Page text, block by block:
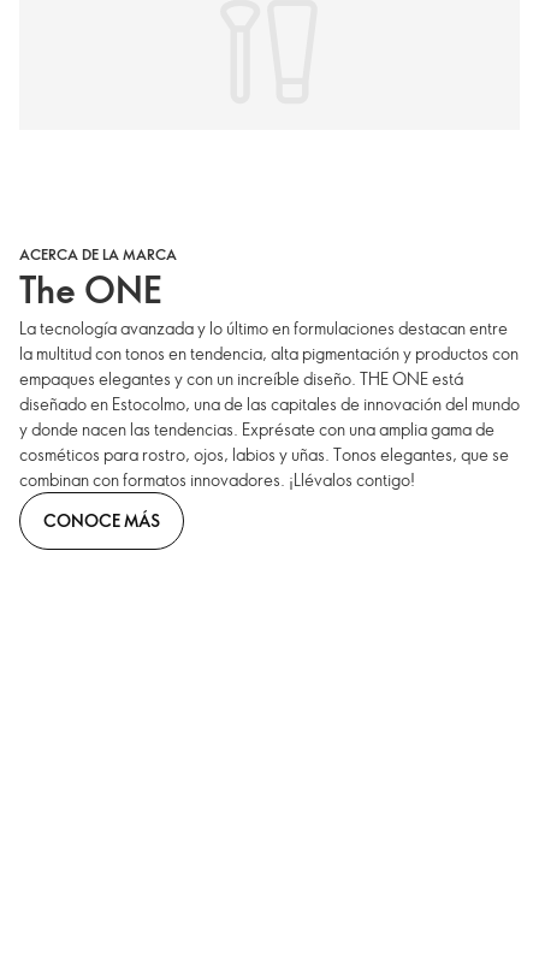
ACERCA DE LA MARCA
The ONE
La tecnología avanzada y lo último en formulaciones destacan entre
la multitud con tonos en tendencia, alta pigmentación y productos con
empaques elegantes y con un increíble diseño. THE ONE está
diseñado en Estocolmo, una de las capitales de innovación del mundo
y donde nacen las tendencias. Exprésate con una amplia gama de
cosméticos para rostro, ojos, labios y uñas. Tonos elegantes, que se
combinan con formatos innovadores. ¡Llévalos contigo!
CONOCE MÁS